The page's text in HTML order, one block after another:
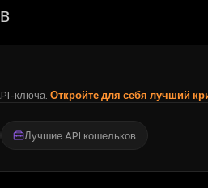
ключа. Откройте для себя лучший
Лучшие API кошельков